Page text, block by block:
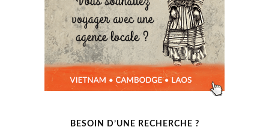
BESOIN D’UNE RECHERCHE ?